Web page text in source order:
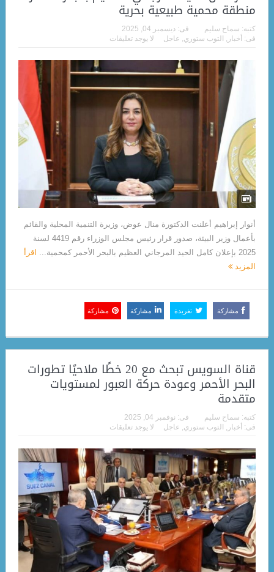
منطقة محمية طبيعية بحرية
كتبه: سماح سليم فى: ديسمبر 04, 2025
فى: أخبار , التوب ستوري, عاجل لا يوجد تعليقات
أنوار إبراهيم أعلنت الدكتورة منال عوض، وزيرة التنمية المحلية والقائم
بأعمال وزير البيئة، صدور قرار رئيس مجلس الوزراء رقم 4419 لسنة
2025 بإعلان كامل الحيد المرجاني العظيم بالبحر الأحمر كمحمية...
اقرأ
المزيد
مشاركة تغريدة مشاركة مشاركة
قناة السويس تبحث مع 20 خطًا ملاحيًا تطورات
البحر الأحمر وعودة حركة العبور لمستويات
متقدمة
كتبه: سماح سليم فى: نوفمبر 04, 2025
فى: أخبار , التوب ستوري, عاجل لا يوجد تعليقات